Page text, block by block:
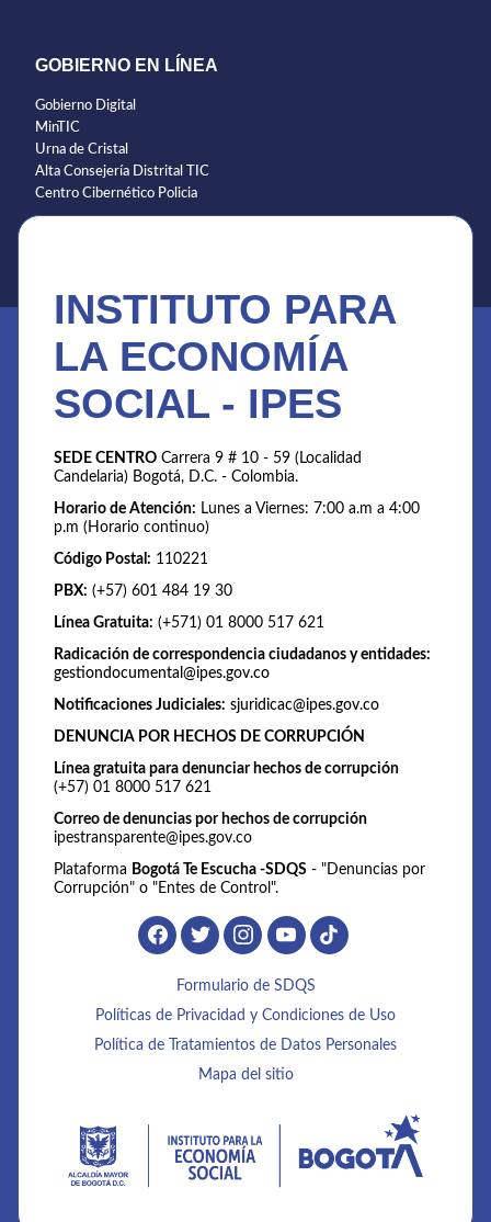
GOBIERNO EN LÍNEA
Gobierno Digital
MinTIC
Urna de Cristal
Alta Consejería Distrital TIC
Centro Cibernético Policia
INSTITUTO PARA
LA ECONOMÍA
SOCIAL - IPES
SEDE CENTRO Carrera 9 # 10 - 59 (Localidad
Candelaria) Bogotá, D.C. - Colombia.
Horario de Atención: Lunes a Viernes: 7:00 a.m a 4:00
p.m (Horario continuo)
Código Postal: 110221
PBX: (+57) 601 484 19 30
Línea Gratuita: (+571) 01 8000 517 621
Radicación de correspondencia ciudadanos y entidades:
gestiondocumental@ipes.gov.co
Notificaciones Judiciales: sjuridicac@ipes.gov.co
DENUNCIA POR HECHOS DE CORRUPCIÓN
Línea gratuita para denunciar hechos de corrupción
(+57) 01 8000 517 621
Correo de denuncias por hechos de corrupción
ipestransparente@ipes.gov.co
Plataforma Bogotá Te Escucha -SDQS - "Denuncias por
Corrupción" o "Entes de Control".
Formulario de SDQS
Políticas de Privacidad y Condiciones de Uso
Política de Tratamientos de Datos Personales
Mapa del sitio